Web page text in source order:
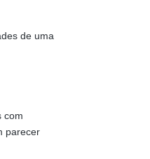
de uma
com
parecer